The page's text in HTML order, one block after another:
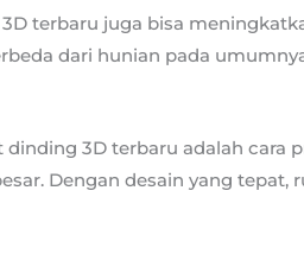
terbaru juga bisa
dari hunian pada
3D terbaru adalah cara
Dengan desain yang tepat,